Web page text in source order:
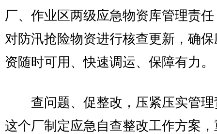
厂、作业区两级应急物资库管理责
对防汛抢险物资进行核查更新，确
资随时可用、快速调运、保障有力。
查问题、促整改，压紧压实管理
这个厂制定应急自查整改工作方案